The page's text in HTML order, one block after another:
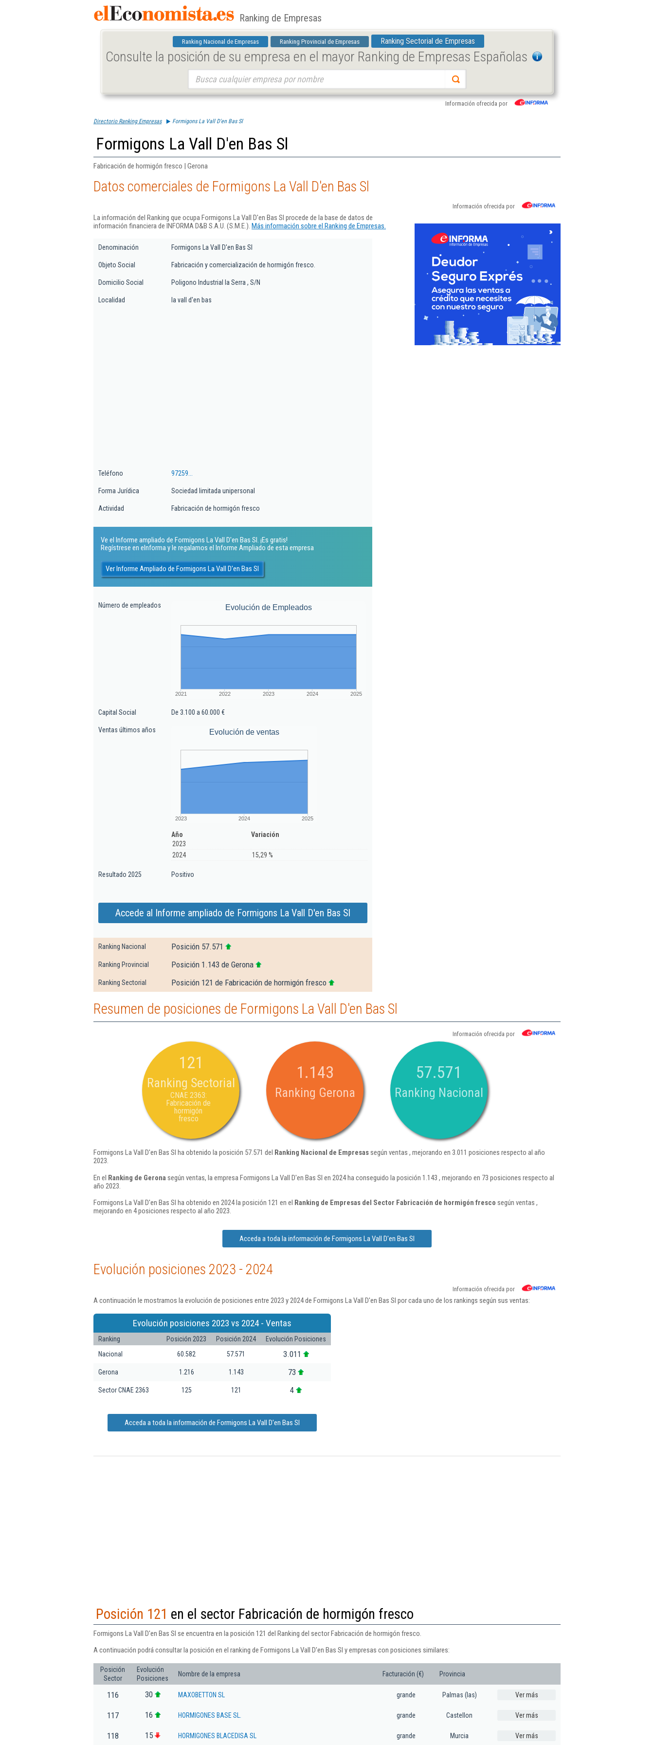
Ranking de Empresas
Ranking Nacional de Empresas Ranking Provincial de Empresas Ranking Sectorial de Empresas
Consulte la posición de su empresa en el mayor Ranking de Empresas Españolas
Información ofrecida por
Directorio Ranking Empresas Formigons La Vall D'en Bas Sl
Formigons La Vall D'en Bas Sl
Fabricación de hormigón fresco | Gerona
Datos comerciales de Formigons La Vall D'en Bas Sl
Información ofrecida por
La información del Ranking que ocupa Formigons La Vall D'en Bas Sl procede de la base de datos de
información financiera de INFORMA D&B S.A.U. (S.M.E.). Más información sobre el Ranking de Empresas.
Denominación Formigons La Vall D'en Bas Sl
Objeto Social Fabricación y comercialización de hormigón fresco.
Domicilio Social Poligono Industrial la Serra , S/N
Localidad la vall d'en bas
Teléfono 97259...
Forma Jurídica Sociedad limitada unipersonal
Actividad Fabricación de hormigón fresco
Ve el Informe ampliado de Formigons La Vall D'en Bas Sl. ¡Es gratis!
Regístrese en eInforma y le regalamos el Informe Ampliado de esta empresa
Ver Informe Ampliado de Formigons La Vall D'en Bas Sl
Número de empleados Evolución de Empleados
2021 2022 2023 2024 2025
Capital Social De 3.100 a 60.000 €
Ventas últimos años Evolución de ventas
2023 2024 2025
Año
Variación
2023
2024
15,29 %
Resultado 2025 Positivo
Accede al Informe ampliado de Formigons La Vall D'en Bas Sl
Ranking Nacional Posición 57.571
Ranking Provincial Posición 1.143 de Gerona
Ranking Sectorial Posición 121 de Fabricación de hormigón fresco
Resumen de posiciones de Formigons La Vall D'en Bas Sl
Información ofrecida por
121
Ranking Sectorial
CNAE 2363:
Fabricación de
hormigón
fresco
1.143
Ranking Gerona
57.571
Ranking Nacional
Formigons La Vall D'en Bas Sl ha obtenido la posición 57.571 del Ranking Nacional de Empresassegún ventas , mejorando en 3.011 posiciones respecto al año
2023.
En el Ranking de Gerona según ventas, la empresa Formigons La Vall D'en Bas Sl en 2024 ha conseguido la posición 1.143 , mejorando en 73 posiciones respecto al
año 2023.
Formigons La Vall D'en Bas Sl ha obtenido en 2024 la posición 121 en el Ranking de Empresas del Sector Fabricación de hormigón fresco según ventas ,
mejorando en 4 posiciones respecto al año 2023.
Acceda a toda la información de Formigons La Vall D'en Bas Sl
Evolución posiciones 2023 - 2024
Información ofrecida por
A continuación le mostramos la evolución de posiciones entre 2023 y 2024 de Formigons La Vall D'en Bas Sl por cada uno de los rankings según sus ventas:
Evolución posiciones 2023 vs 2024 - Ventas
Ranking Posición 2023 Posición 2024
Evolución Posiciones
Nacional
60.582 57.571 3.011
Gerona 1.216 1.143 73
Sector CNAE 2363 125 121 4
Acceda a toda la información de Formigons La Vall D'en Bas Sl
Posición 121 en el sector Fabricación de hormigón fresco
Formigons La Vall D'en Bas Sl se encuentra en la posición 121 del Ranking del sector Fabricación de hormigón fresco.
A continuación podrá consultar la posición en el ranking de Formigons La Vall D'en Bas Sl y empresas con posiciones similares:
Posición
Sector
Evolución
Posiciones
Nombre de la empresa Facturación (€) Provincia
116 30 MAXOBETTON SL grande Palmas (las) Ver más
117 16 HORMIGONES BASE SL. grande Castellon Ver más
118 15 HORMIGONES BLACEDISA SL grande Murcia Ver más